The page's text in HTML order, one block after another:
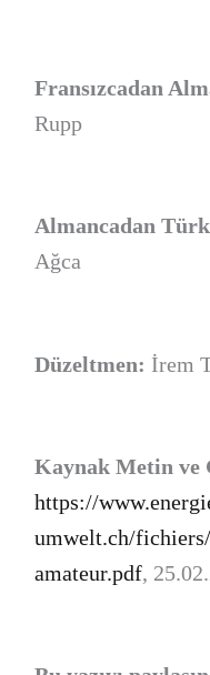
Fransızcadan
Rupp
Almancadan
Ağca
Düzeltmen: İrem
Kaynak Metin ve
https://
umwelt.ch/
amateur.pdf,